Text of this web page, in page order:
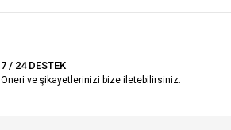
7 / 24 DESTEK
Öneri ve şikayetlerinizi bize iletebilirsiniz.